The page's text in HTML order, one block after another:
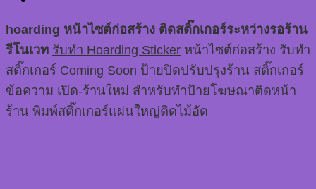
hoarding หน้าไซต์ก่อสร้าง ติดสติ๊กเกอร์ระหว่างรอร้าน
รีโนเวท รับทำ Hoarding Sticker หน้าไซต์ก่อสร้าง รับทำ
สติ๊กเกอร์ Coming Soon ป้ายปิดปรับปรุงร้าน สติ๊กเกอร์
ข้อความ เปิด-ร้านใหม่ สำหรับทำป้ายโฆษณาติดหน้า
ร้าน พิมพ์สติ๊กเกอร์แผ่นใหญ่ติดไม้อัด